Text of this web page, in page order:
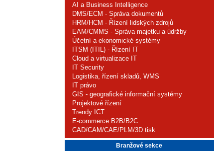
AI a Business Intelligence
DMS/ECM - Správa dokumentů
HRM/HCM - Řízení lidských zdrojů
EAM/CMMS - Správa majetku a údržby
Účetní a ekonomické systémy
ITSM (ITIL) - Řízení IT
Cloud a virtualizace IT
IT Security
Logistika, řízení skladů, WMS
IT právo
GIS - geografické informační systémy
Projektové řízení
Trendy ICT
E-commerce B2B/B2C
CAD/CAM/CAE/PLM/3D tisk
Branžové sekce